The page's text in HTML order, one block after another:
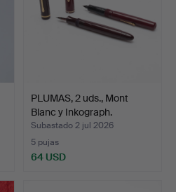
PLUMAS, 2 uds., Mont
Blanc y Inkograph.
Subastado 2 jul 2026
5 pujas
64 USD